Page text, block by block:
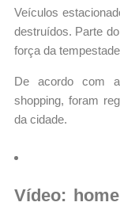
Veículos
destruídos. Parte
força da
De acordo com
shopping, foram
da cidade.
Vídeo: